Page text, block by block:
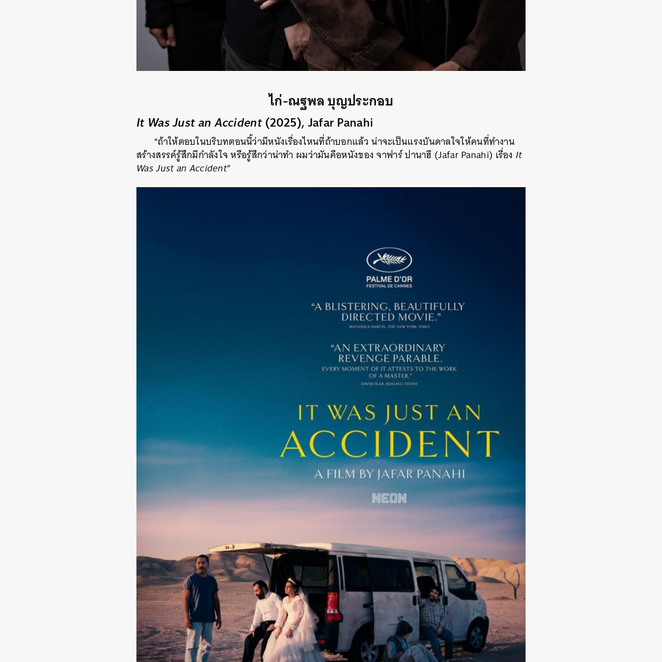
ไก่-ณฐพล บุญประกอบ
It Was Just an Accident(2025), Jafar Panahi
“ถ้าให้ตอบในบริบทตอนนี้ว่ามีหนังเรื่องไหนที่ถ้าบอกแล้ว น่าจะเป็นแรงบันดาลใจให้คนที่ทำงาน
สร้างสรรค์รู้สึกมีกำลังใจ หรือรู้สึกว่าน่าทำ ผมว่ามันคือหนังของ จาฟาร์ ปานาฮี (Jafar Panahi) เรื่อง It
Was Just an Accident”
TWEET LINE EMAIL